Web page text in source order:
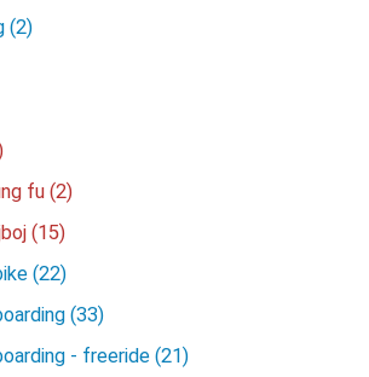
(2)
fu (2)
(15)
(22)
(33)
- freeride (21)